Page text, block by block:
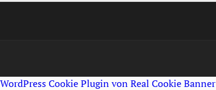
WordPress Cookie Plugin von Real Cookie Banner